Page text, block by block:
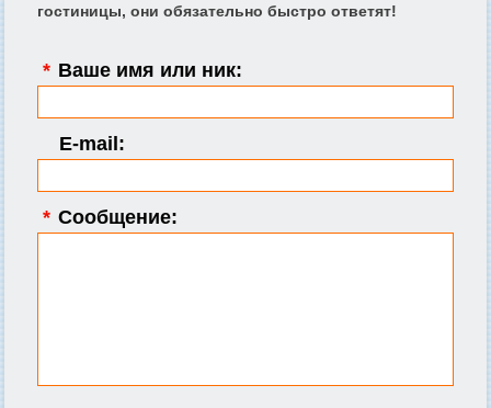
гостиницы, они обязательно быстро ответят!
* Ваше имя или ник:
E-mail:
* Сообщение: